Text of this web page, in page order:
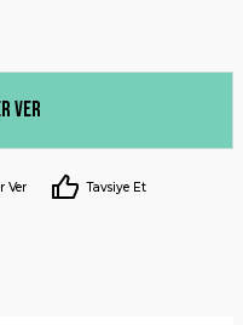
Ver
Ver Tavsiye Et